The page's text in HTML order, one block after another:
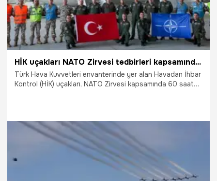
HİK uçakları NATO Zirvesi tedbirleri kapsamında 60 saat kesintisiz uçuş gerçekleştirecek
Türk Hava Kuvvetleri envanterinde yer alan Havadan İhbar
Kontrol (HİK) uçakları, NATO Zirvesi kapsamında 60 saat
7.07.2026